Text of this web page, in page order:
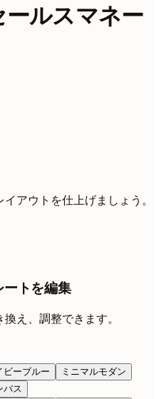
ルスマネー
アウトを仕上げましょう。
トを編集
え、調整できます。
ビーブルー
ミニマルモダン
バス